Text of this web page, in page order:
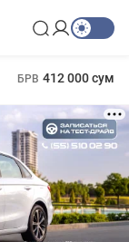
БРВ 412 000 сум